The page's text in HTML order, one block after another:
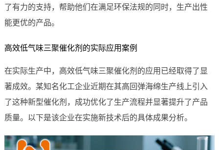
了有力的支持，帮助他们在满足环保法规的同时，生产出性
能更优的产品。
高效低气味三聚催化剂的实际应用案例
在实际生产中，高效低气味三聚催化剂的应用已经取得了显
著成效。某知名化工企业近期在其高回弹海绵生产线上引入
了这种新型催化剂，成功优化了生产流程并显著提升了产品
质量。以下是该企业在实施新技术后的具体成果分析。